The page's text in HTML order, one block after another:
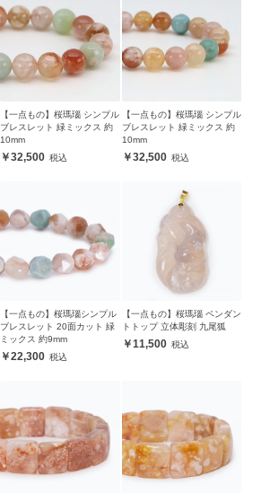
【一点もの】桜瑪瑙 シンプル
ブレスレット 緑ミックス 約
10mm
32,500
【一点もの】桜瑪瑙 シンプル
ブレスレット 緑ミックス 約
10mm
32,500
【一点もの】桜瑪瑙シンプル
ブレスレット 20面カット 緑
ミックス 約9mm
22,300
【一点もの】桜瑪瑙 ペンダン
トトップ 立体彫刻 九尾狐
11,500